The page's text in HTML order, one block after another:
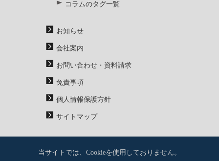
コラムのタグ一覧
お知らせ
会社案内
お問い合わせ・資料請求
免責事項
個人情報保護方針
サイトマップ
当サイトでは、Cookieを使用しておりません。